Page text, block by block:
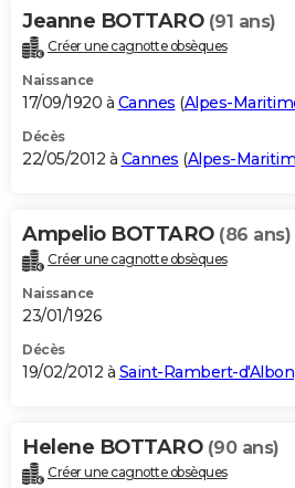
Jeanne BOTTARO (91 ans)
Créer une cagnotte obsèques
Naissance
17/09/1920 à Cannes (Alpes-
Décès
22/05/2012 à Cannes (Alpes-
Ampelio BOTTARO (86 ans)
Créer une cagnotte obsèques
Naissance
23/01/1926
Décès
19/02/2012 à Saint-Rambert-d'Albon
Helene BOTTARO (90 ans)
Créer une cagnotte obsèques